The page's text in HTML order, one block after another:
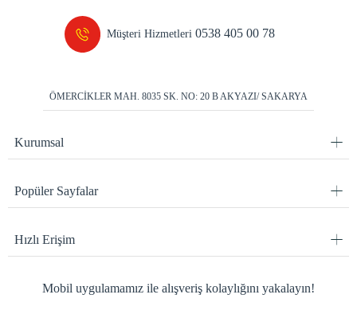
Müşteri Hizmetleri0538 405 00 78
ÖMERCİKLER MAH. 8035 SK. NO: 20 B AKYAZI/ SAKARYA
Kurumsal
Popüler Sayfalar
Hızlı Erişim
Mobil uygulamamız ile alışveriş kolaylığını yakalayın!